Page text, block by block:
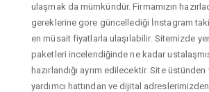
ulaşmak da mümkündür. Firmamızın
gereklerine gore güncellediği İnstagram
en müsait fiyatlarla ulaşılabilir. Sitemizde
paketleri incelendiğinde ne kadar
hazırlandığı ayrım edilecektir. Site
yardımcı hattından ve dijital